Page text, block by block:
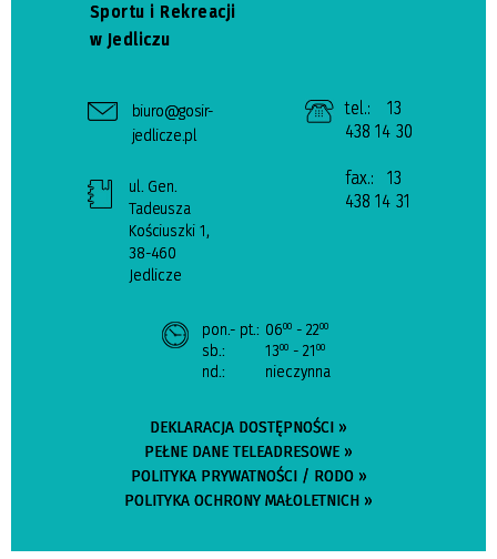
Sportu i Rekreacji
w Jedliczu
biuro@gosir-
jedlicze.pl
ul. Gen.
Tadeusza
Kościuszki 1,
38-460
Jedlicze
tel.:
13
438 14 30
fax.:
13
438 14 31
pon.- pt.: 0600 - 2200
sb.: 1300 - 21 00
nd.: nieczynna
DEKLARACJA DOSTĘPNOŚCI »
PEŁNE DANE TELEADRESOWE »
POLITYKA PRYWATNOŚCI / RODO »
POLITYKA OCHRONY MAŁOLETNICH »